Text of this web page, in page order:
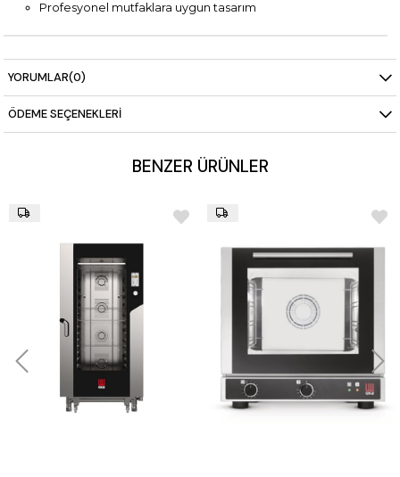
Profesyonel mutfaklara uygun tasarım
YORUMLAR(0)
ÖDEME SEÇENEKLERI
BENZER ÜRÜNLER